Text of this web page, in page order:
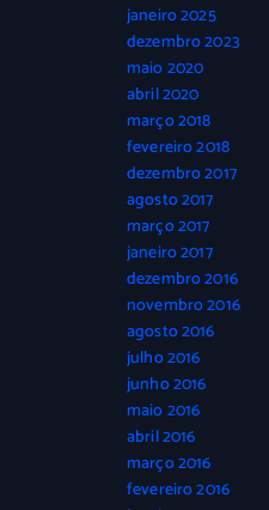
janeiro 2025
dezembro 2023
maio 2020
abril 2020
março 2018
fevereiro 2018
dezembro 2017
agosto 2017
março 2017
janeiro 2017
dezembro 2016
novembro 2016
agosto 2016
julho 2016
junho 2016
maio 2016
abril 2016
março 2016
fevereiro 2016